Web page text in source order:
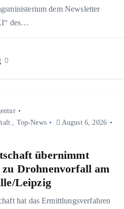
dem Newsletter
des…
Top-News
August 6, 2026
übernimmt
Drohnenvorfall am
Leipzig
hat das Ermittlungsverfahren